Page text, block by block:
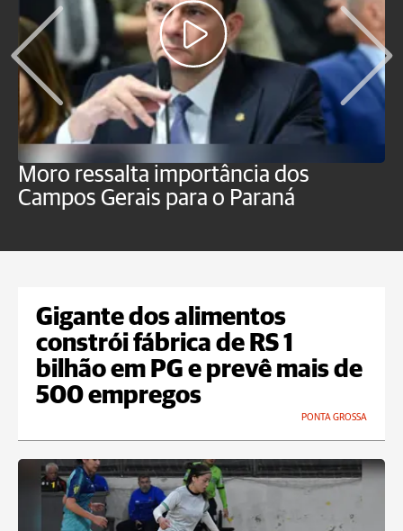
Moro ressalta importância dos
Campos Gerais para o Paraná
Gigante dos alimentos
constrói fábrica de RS 1
bilhão em PG e prevê mais de
500 empregos
PONTA GROSSA